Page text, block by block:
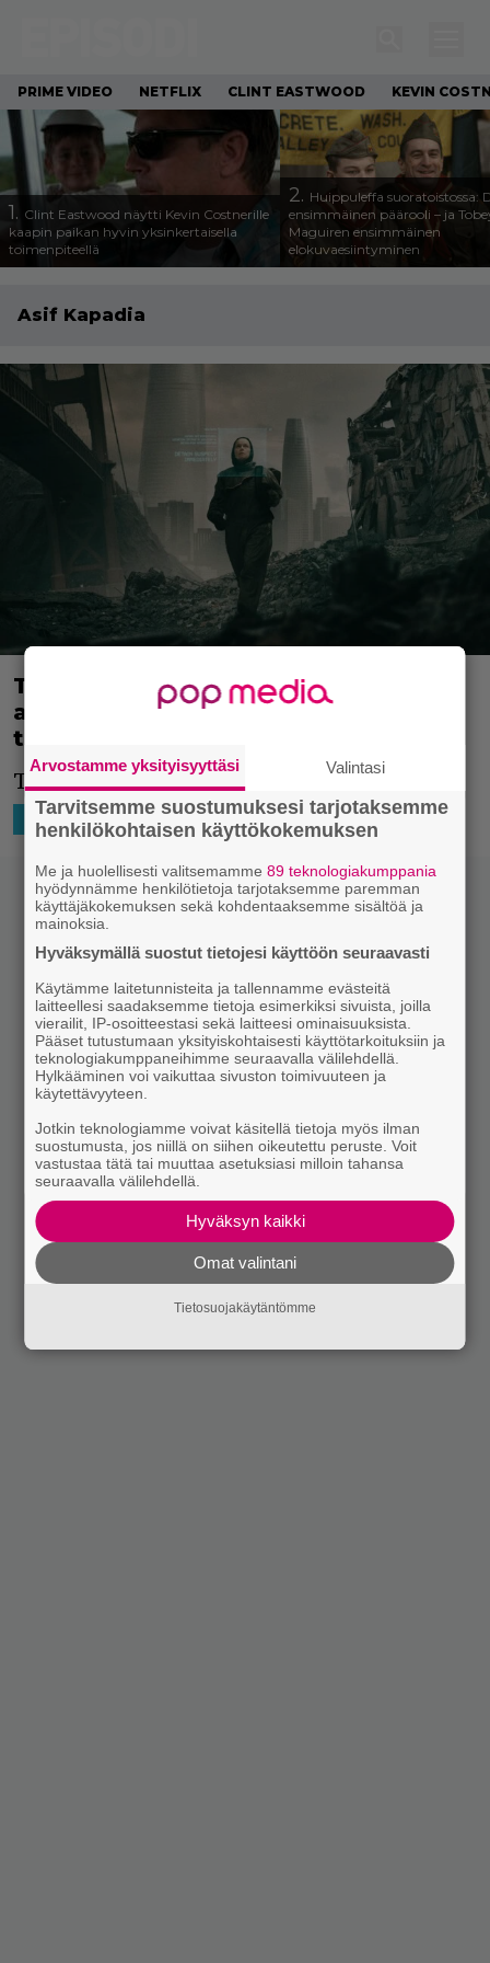
PRIME VIDEO NETFLIX CLINT EASTWOOD KEVIN
1. Clint Eastwood näytti Kevin Costnerille
kaapin paikan hyvin yksinkertaisella
toimenpiteellä
2. Huippuleffa suoratoistossa:
ensimmäinen päärooli – ja
Maguiren ensimmäinen
elokuvaesiintyminen
Asif Kapadia
Tuleva dystopiadokkari lainaa 12
apinaa -klassikosta – katso 2073:n
traileri
Tämä on pakko nähdä.
DOKUMENTTIELOKUVA 3.9.2024 18:01 Niko Ikonen
Arvostamme yksityisyyttäsi Valintasi
Tarvitsemme suostumuksesi tarjotaksemme
henkilökohtaisen käyttökokemuksen
Me ja huolellisesti valitsemamme89 teknologiakumppania
hyödynnämme henkilötietoja tarjotaksemme paremman
käyttäjäkokemuksen sekä kohdentaaksemme sisältöä ja
mainoksia.
Hyväksymällä suostut tietojesi käyttöön seuraavasti
Käytämme laitetunnisteita ja tallennamme evästeitä
laitteellesi saadaksemme tietoja esimerkiksi sivuista, joilla
vierailit, IP-osoitteestasi sekä laitteesi ominaisuuksista.
Pääset tutustumaan yksityiskohtaisesti käyttötarkoituksiin ja
teknologiakumppaneihimme seuraavalla välilehdellä.
Hylkääminen voi vaikuttaa sivuston toimivuuteen ja
käytettävyyteen.
Jotkin teknologiamme voivat käsitellä tietoja myös ilman
suostumusta, jos niillä on siihen oikeutettu peruste. Voit
vastustaa tätä tai muuttaa asetuksiasi milloin tahansa
seuraavalla välilehdellä.
Hyväksyn kaikki
Omat valintani
Tietosuojakäytäntömme